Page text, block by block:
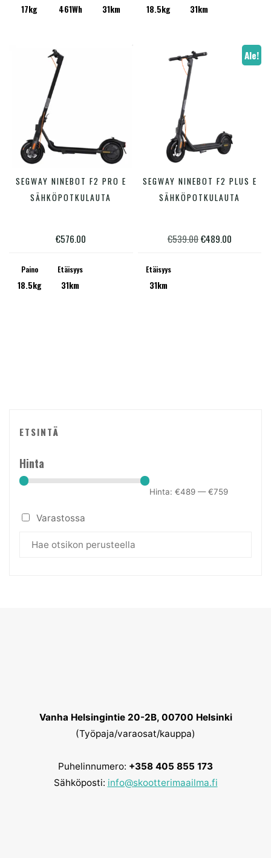
tehdä
tuotteen
17kg 461Wh 31km 18.5kg 31km
LISÄÄ OSTOSKORIIN
SEGWAY NINEBOT F2 PRO E
SÄHKÖPOTKULAUTA
€576.00
Paino
18.5kg
Etäisyys
31km
Ale!
LISÄÄ OSTOSKORIIN
SEGWAY NINEBOT F2 PLUS E
SÄHKÖPOTKULAUTA
€539.00Alkuperäinen
€489.00
Etäisyys
31km
ETSINTÄ
Hinta
Hinta: €489—€759
Varastossa
Vanha Helsingintie 20-2B, 00700 Helsinki
(Työpaja/varaosat/kauppa)
Puhelinnumero: +358 405 855 173
Sähköposti: info@skootterimaailma.fi